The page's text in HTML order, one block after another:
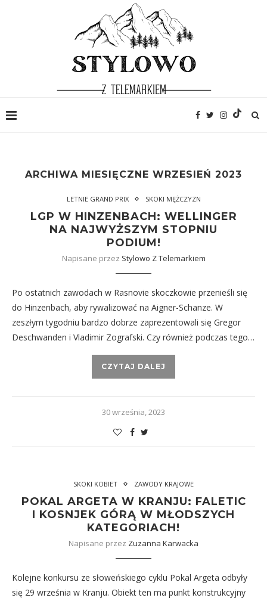
ARCHIWA MIESIĘCZNE WRZESIEŃ 2023
LETNIE GRAND PRIX SKOKI MĘŻCZYZN
LGP W HINZENBACH: WELLINGER
NA NAJWYŻSZYM STOPNIU
PODIUM!
Napisane przez Stylowo Z Telemarkiem
Po ostatnich zawodach w Rasnovie skoczkowie przenieśli się
do Hinzenbach, aby rywalizować na Aigner-Schanze. W
zeszłym tygodniu bardzo dobrze zaprezentowali się Gregor
Deschwanden i Vladimir Zografski. Czy również podczas tego…
CZYTAJ DALEJ
30 września, 2023
SKOKI KOBIET ZAWODY KRAJOWE
POKAL ARGETA W KRANJU: FALETIC
I KOSNJEK GÓRĄ W MŁODSZYCH
KATEGORIACH!
Napisane przez Zuzanna Karwacka
Kolejne konkursu ze słoweńskiego cyklu Pokal Argeta odbyły
się 29 września w Kranju. Obiekt ten ma punkt konstrukcyjny